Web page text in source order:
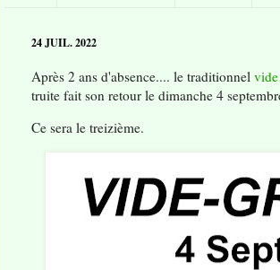
24 JUIL. 2022
Après 2 ans d'absence.... le traditionnel
truite fait son retour le dimanche 4
Ce sera le treizième.